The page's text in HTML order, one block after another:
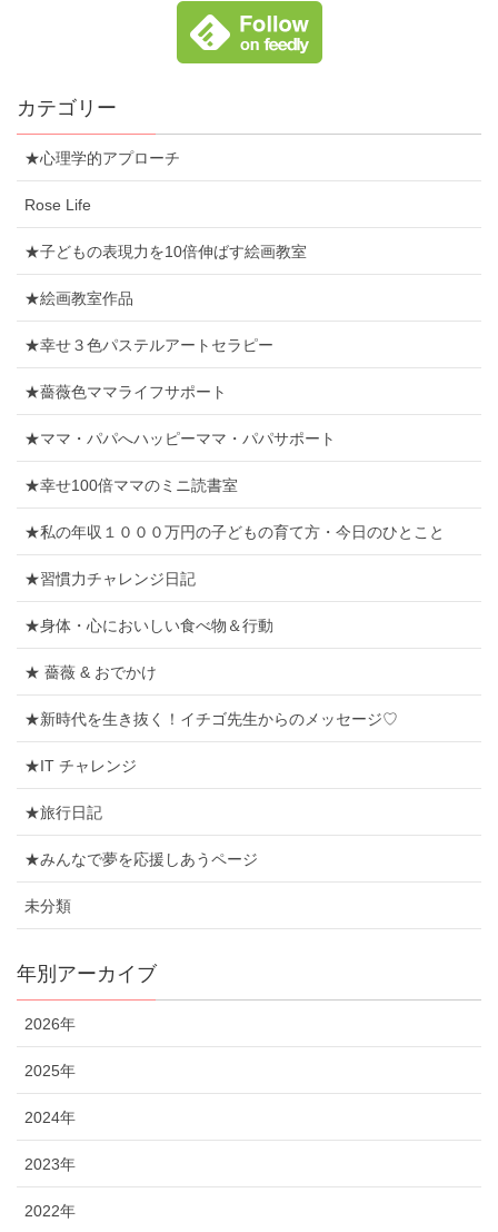
カテゴリー
★心理学的アプローチ
Rose Life
★子どもの表現力を10倍伸ばす絵画教室
★絵画教室作品
★幸せ３色パステルアートセラピー
★薔薇色ママライフサポート
★ママ・パパへハッピーママ・パパサポート
★幸せ100倍ママのミニ読書室
★私の年収１０００万円の子どもの育て方・今日のひとこと
★習慣力チャレンジ日記
★身体・心においしい食べ物＆行動
★ 薔薇 & おでかけ
★新時代を生き抜く！イチゴ先生からのメッセージ♡
★IT チャレンジ
★旅行日記
★みんなで夢を応援しあうページ
未分類
年別アーカイブ
2026年
2025年
2024年
2023年
2022年